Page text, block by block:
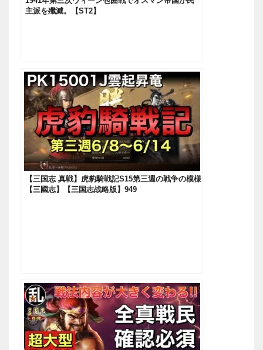
主派を殲滅。【ST2】
【三国志 真戦】虎豹騎戦記S15第三週の戦争の模様
【三國志】【三国志战略版】949